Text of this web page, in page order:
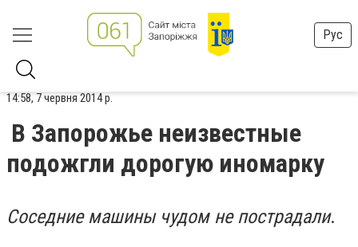
Рус
14:58, 7 червня 2014 р.
В Запорожье неизвестные
подожгли дорогую иномарку
Соседние машины чудом не пострадали.